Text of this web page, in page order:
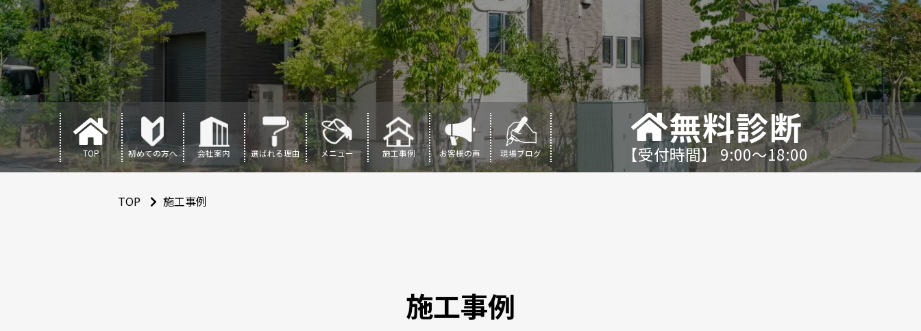
TOP 初めての方へ 会社案内 選ばれる理由 メニュー 施工事例 お客様の声 現場ブログ
無料診断
【受付時間】 9:00〜18:00
TOP 施工事例
施工事例